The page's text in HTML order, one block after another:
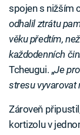
spojen s nižším
odhalil ztrátu
věku předtím,
každodenních
Tcheugui. „Je
stresu vyvarovat
Zároveň
kortizolu v